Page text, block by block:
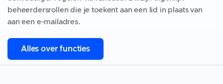
beheerdersrollen die je toekent aan een lid in plaats van
aan een e-mailadres.
Alles over functies